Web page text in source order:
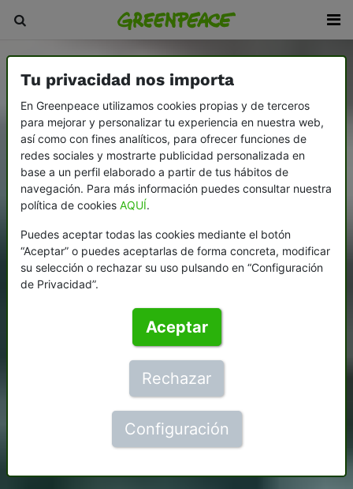
Tu privacidad nos importa
En Greenpeace utilizamos cookies propias y de terceros
para mejorar y personalizar tu experiencia en nuestra web,
así como con fines analíticos, para ofrecer funciones de
redes sociales y mostrarte publicidad personalizada en
base a un perfil elaborado a partir de tus hábitos de
navegación. Para más información puedes consultar nuestra
política de cookies AQUÍ.
Puedes aceptar todas las cookies mediante el botón
“Aceptar” o puedes aceptarlas de forma concreta, modificar
su selección o rechazar su uso pulsando en “Configuración
de Privacidad”.
Aceptar
Rechazar
Configuración